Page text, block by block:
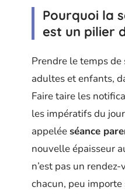
Pourquoi la
est un pilier
Prendre le temps de
adultes et enfants,
Faire taire les
les impératifs du
appeléeséance
nouvelle épaisseur
n’est pas un
chacun, peu importe